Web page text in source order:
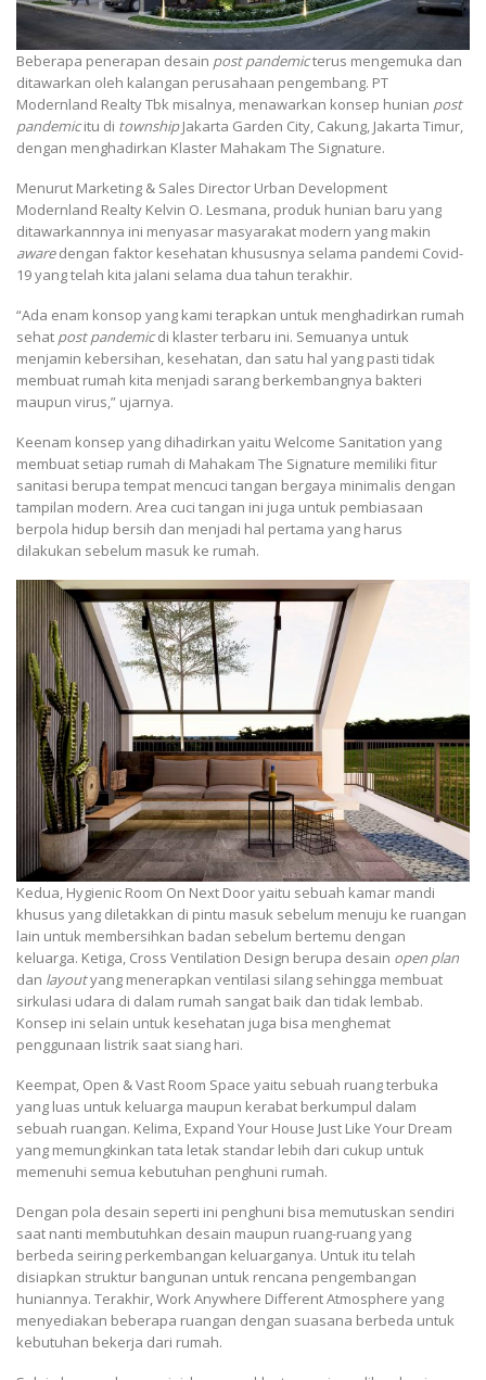
Beberapa penerapan desain post pandemicterus mengemuka dan
ditawarkan oleh kalangan perusahaan pengembang. PT
Modernland Realty Tbk misalnya, menawarkan konsep hunian post
pandemicitu di townshipJakarta Garden City, Cakung, Jakarta Timur,
dengan menghadirkan Klaster Mahakam The Signature.
Menurut Marketing & Sales Director Urban Development
Modernland Realty Kelvin O. Lesmana, produk hunian baru yang
ditawarkannnya ini menyasar masyarakat modern yang makin
awaredengan faktor kesehatan khususnya selama pandemi Covid-
19 yang telah kita jalani selama dua tahun terakhir.
“Ada enam konsop yang kami terapkan untuk menghadirkan rumah
sehat post pandemicdi klaster terbaru ini. Semuanya untuk
menjamin kebersihan, kesehatan, dan satu hal yang pasti tidak
membuat rumah kita menjadi sarang berkembangnya bakteri
maupun virus,” ujarnya.
Keenam konsep yang dihadirkan yaitu Welcome Sanitation yang
membuat setiap rumah di Mahakam The Signature memiliki fitur
sanitasi berupa tempat mencuci tangan bergaya minimalis dengan
tampilan modern. Area cuci tangan ini juga untuk pembiasaan
berpola hidup bersih dan menjadi hal pertama yang harus
dilakukan sebelum masuk ke rumah.
Kedua, Hygienic Room On Next Door yaitu sebuah kamar mandi
khusus yang diletakkan di pintu masuk sebelum menuju ke ruangan
lain untuk membersihkan badan sebelum bertemu dengan
keluarga. Ketiga, Cross Ventilation Design berupa desain open plan
dan layoutyang menerapkan ventilasi silang sehingga membuat
sirkulasi udara di dalam rumah sangat baik dan tidak lembab.
Konsep ini selain untuk kesehatan juga bisa menghemat
penggunaan listrik saat siang hari.
Keempat, Open & Vast Room Space yaitu sebuah ruang terbuka
yang luas untuk keluarga maupun kerabat berkumpul dalam
sebuah ruangan. Kelima, Expand Your House Just Like Your Dream
yang memungkinkan tata letak standar lebih dari cukup untuk
memenuhi semua kebutuhan penghuni rumah.
Dengan pola desain seperti ini penghuni bisa memutuskan sendiri
saat nanti membutuhkan desain maupun ruang-ruang yang
berbeda seiring perkembangan keluarganya. Untuk itu telah
disiapkan struktur bangunan untuk rencana pengembangan
huniannya. Terakhir, Work Anywhere Different Atmosphere yang
menyediakan beberapa ruangan dengan suasana berbeda untuk
kebutuhan bekerja dari rumah.